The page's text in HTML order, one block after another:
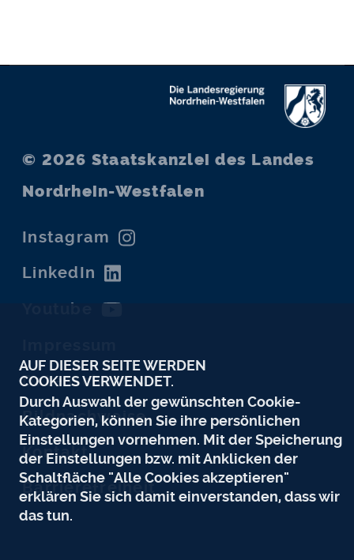
© 2026 Staatskanzlei des Landes
Nordrhein-Westfalen
Instagram
LinkedIn
Youtube
Datenschutz
Bildnachweise
Kontakt
Barrierefreiheit
AUF DIESER SEITE WERDEN
COOKIES VERWENDET.
Durch Auswahl der gewünschten Cookie-
Kategorien, können Sie ihre persönlichen
Einstellungen vornehmen. Mit der Speicherung
der Einstellungen bzw. mit Anklicken der
Schaltfläche "Alle Cookies akzeptieren"
erklären Sie sich damit einverstanden, dass wir
das tun.